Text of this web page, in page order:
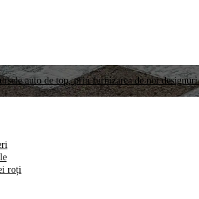
auto de top, prin furnizarea de noi
roți